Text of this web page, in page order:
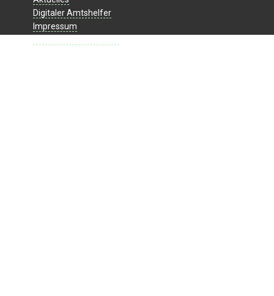
Digitaler Amtshelfer
Impressum